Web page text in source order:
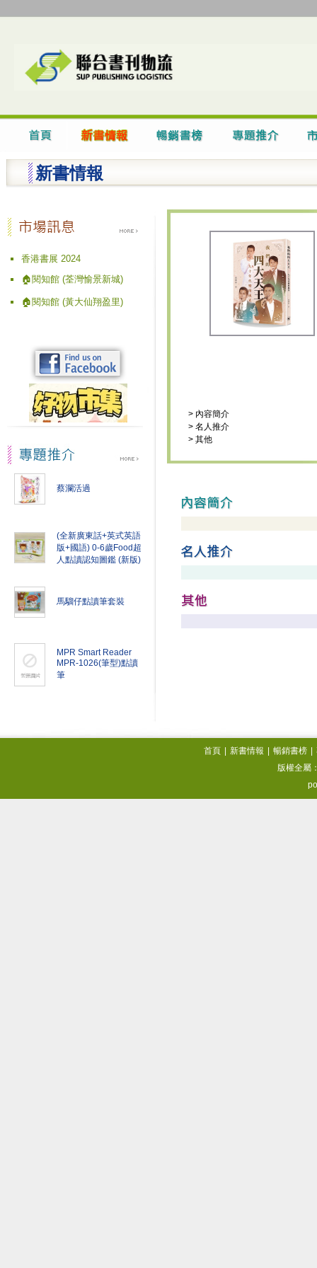
新書情報
香港書展 2024
🏠閱知館 (荃灣愉景新城)
🏠閱知館 (黃大仙翔盈里)
蔡瀾活過
(全新廣東話+英式英語
版+國語) 0-6歲Food超
人點讀認知圖鑑 (新版)
馬騮仔點讀筆套裝
MPR Smart Reader
MPR-1026(筆型)點讀
筆
> 內容簡介
> 名人推介
> 其他
首頁 新書情報 暢銷書榜
版權全屬